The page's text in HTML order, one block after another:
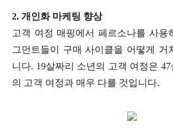
2. 개인화 마케팅 향상
고객 여정 매핑에서 페르소나를 사용
그먼트들이 구매 사이클을 어떻게 거
니다. 19살짜리 소년의 고객 여정은
의 고객 여정과 매우 다를 것입니다.